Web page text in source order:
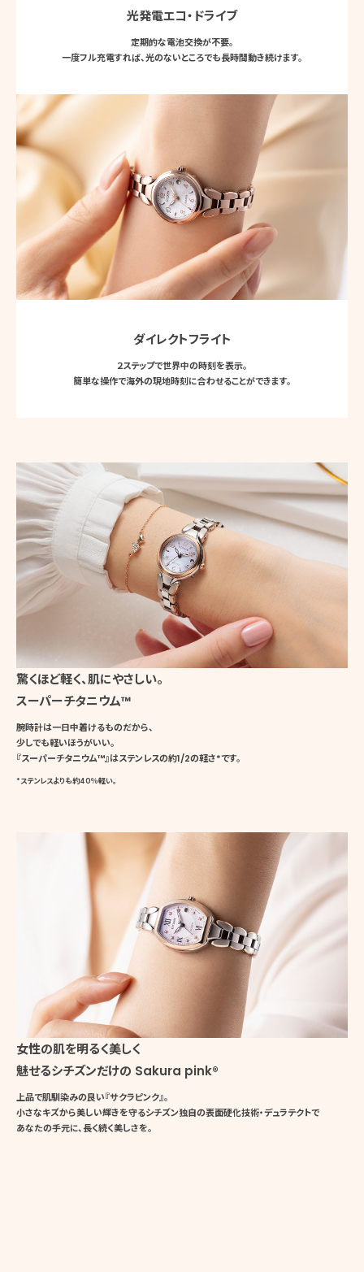
光発電エコ・ドライブ
定期的な電池交換が不要。
一度フル充電すれば、光のないところでも長時間動き続けます。
ダイレクトフライト
２ステップで世界中の時刻を表示。
簡単な操作で海外の現地時刻に合わせることができます。
驚くほど軽く、肌にやさしい。
スーパーチタニウム™
腕時計は一日中着けるものだから、
少しでも軽いほうがいい。
『スーパーチタニウム™』はステンレスの約1/2の軽さ*です。
*ステンレスよりも約40％軽い。
女性の肌を明るく美しく
魅せるシチズンだけの Sakura pink®
上品で肌馴染みの良い『サクラピンク』。
小さなキズから美しい輝きを守るシチズン独自の表面硬化技術・デュラテクトで
あなたの手元に、長く続く美しさを。